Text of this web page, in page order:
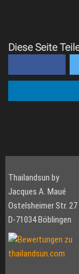
Diese Seite
Thailandsun by
Jacques A. Maué
Ostelsheimer Str. 27
D-71034 Böblingen